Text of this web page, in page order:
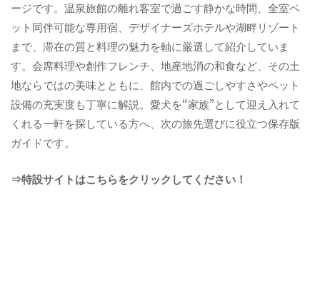
ージです。温泉旅館の離れ客室で過ごす静かな時間、全室ペ
ット同伴可能な専用宿、デザイナーズホテルや湖畔リゾート
まで、滞在の質と料理の魅力を軸に厳選して紹介していま
す。会席料理や創作フレンチ、地産地消の和食など、その土
地ならではの美味とともに、館内での過ごしやすさやペット
設備の充実度も丁寧に解説。愛犬を“家族”として迎え入れて
くれる一軒を探している方へ、次の旅先選びに役立つ保存版
ガイドです。
⇒特設サイトはこちらをクリックしてください！